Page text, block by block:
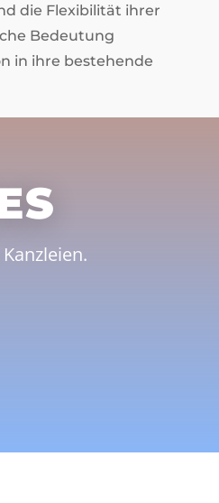
die Flexibilität ihrer
Bedeutung
in ihre bestehende